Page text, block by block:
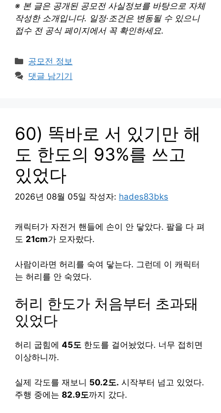
※ 본 글은 공개된 공모전 사실정보를 바탕으로 자체
작성한 소개입니다. 일정·조건은 변동될 수 있으니
접수 전 공식 페이지에서 꼭 확인하세요.
카
테
고
공모전 정보
댓글 남기기
60) 똑바로 서 있기만 해
도 한도의 93%를 쓰고
있었다
2026년 08월 05일 작성자: hades83bks
캐릭터가 자전거 핸들에 손이 안 닿았다. 팔을 다 펴
도 21cm가 모자랐다.
사람이라면 허리를 숙여 닿는다. 그런데 이 캐릭터
는 허리를 안 숙였다.
허리 한도가 처음부터 초과돼
있었다
허리 굽힘에 45도 한도를 걸어놨었다. 너무 접히면
이상하니까.
실제 각도를 재보니 50.2도. 시작부터 넘고 있었다.
주행 중에는 82.9도까지 갔다.